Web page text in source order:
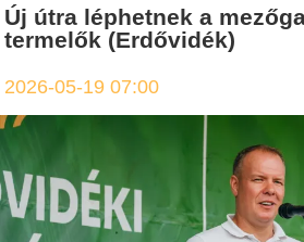
Új útra léphetnek a
termelők (Erdővidék)
2026-05-19 07:00